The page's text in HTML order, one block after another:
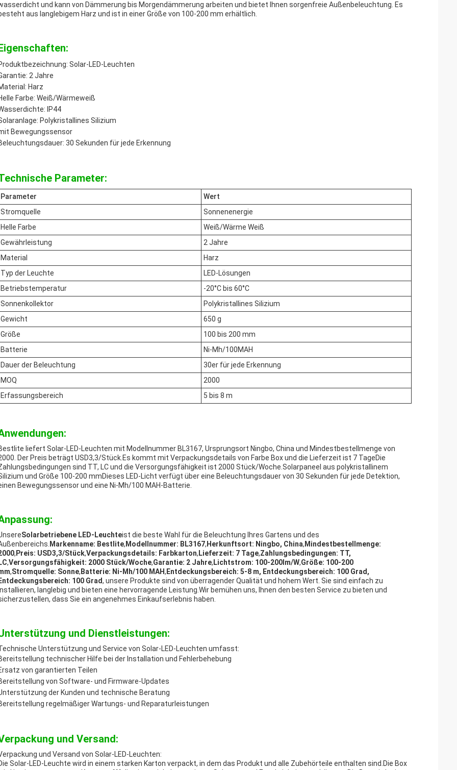
und kann von Dämmerung bis Morgendämmerung arbeiten und bietet Ihnen sorgenfreie Außenbeleuchtung. Es
aus langlebigem Harz und ist in einer Größe von 100-200 mm erhältlich.
Solar-LED-Leuchten
2 Jahre
Harz
Farbe: Weiß/Wärmeweiß
IP44
Polykristallines Silizium
Bewegungssensor
30 Sekunden für jede Erkennung
Parameter:
Parameter
Wert
Stromquelle
Sonnenenergie
Helle Farbe
Weiß/Wärme Weiß
Gewährleistung
2 Jahre
Material
Harz
Typ der Leuchte
LED-Lösungen
Betriebstemperatur
-20°C bis 60°C
Sonnenkollektor
Polykristallines Silizium
Gewicht
650 g
Größe
100 bis 200 mm
Batterie
Ni-Mh/100MAH
Dauer der Beleuchtung
30er für jede Erkennung
MOQ
2000
Erfassungsbereich
5 bis 8 m
liefert Solar-LED-Leuchten mit Modellnummer BL3167, Ursprungsort Ningbo, China und Mindestbestellmenge von
Der Preis beträgt USD3,3/Stück.Es kommt mit Verpackungsdetails von Farbe Box und die Lieferzeit ist 7 TageDie
sind TT, LC und die Versorgungsfähigkeit ist 2000 Stück/Woche.Solarpaneel aus polykristallinem
und Größe 100-200 mmDieses LED-Licht verfügt über eine Beleuchtungsdauer von 30 Sekunden für jede Detektion,
Bewegungssensor und eine Ni-Mh/100 MAH-Batterie.
Solarbetriebene LED-Leuchteist die beste Wahl für die Beleuchtung Ihres Gartens und des
Markenname: Bestlite, Modellnummer: BL3167, Herkunftsort: Ningbo, China, Mindestbestellmenge:
, Preis: USD3,3/Stück,Verpackungsdetails: Farbkarton, Lieferzeit: 7 Tage,Zahlungsbedingungen: TT,
,Versorgungsfähigkeit: 2000 Stück/Woche,Garantie: 2 Jahre, Lichtstrom: 100-200lm/W,Größe: 100-200
,Stromquelle: Sonne, Batterie: Ni-Mh/100 MAH, Entdeckungsbereich: 5-8 m, Entdeckungsbereich: 100 Grad,
100 Grad, unsere Produkte sind von überragender Qualität und hohem Wert. Sie sind einfach zu
langlebig und bieten eine hervorragende Leistung.Wir bemühen uns, Ihnen den besten Service zu bieten und
dass Sie ein angenehmes Einkaufserlebnis haben.
und Dienstleistungen:
Unterstützung und Service von Solar-LED-Leuchten umfasst:
technischer Hilfe bei der Installation und Fehlerbehebung
von garantierten Teilen
von Software- und Firmware-Updates
der Kunden und technische Beratung
regelmäßiger Wartungs- und Reparaturleistungen
und Versand:
und Versand von Solar-LED-Leuchten:
Solar-LED-Leuchte wird in einem starken Karton verpackt, in dem das Produkt und alle Zubehörteile enthalten sind.Die Box